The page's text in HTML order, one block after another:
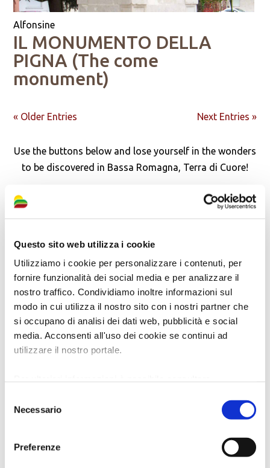
Questo sito web utilizza i cookie
Utilizziamo i cookie per personalizzare i contenuti, per
fornire funzionalità dei social media e per analizzare il
nostro traffico. Condividiamo inoltre informazioni sul
modo in cui utilizza il nostro sito con i nostri partner che
si occupano di analisi dei dati web, pubblicità e social
media. Acconsenti all'uso dei cookie se continui ad
utilizzare il nostro portale.
delNecessario
Preferenze
Alfonsine
IL MONUMENTO DELLA
PIGNA (The come
monument)
« Older Entries Next Entries »
Use the buttons below and lose yourself in the wonders
to be discovered in Bassa Romagna, Terra di Cuore!